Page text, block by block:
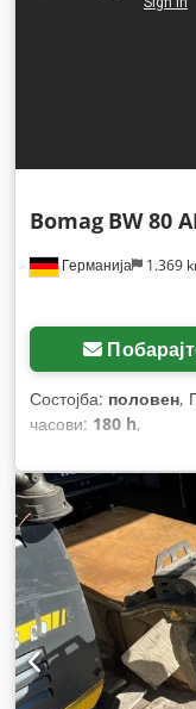
Германија 1.369
Bomag BW 80
Состојба: половен,
часови: 180 h,